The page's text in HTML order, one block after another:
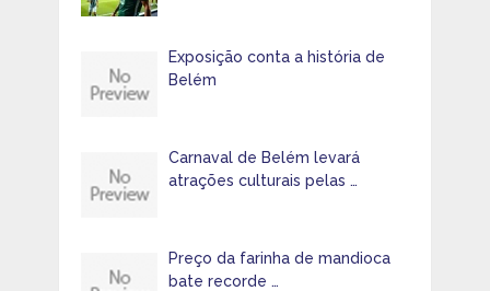
Exposição conta a história de
Belém
Carnaval de Belém levará
atrações culturais pelas …
Preço da farinha de mandioca
bate recorde …